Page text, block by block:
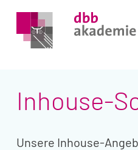
Inhouse-
Unsere Inhouse-